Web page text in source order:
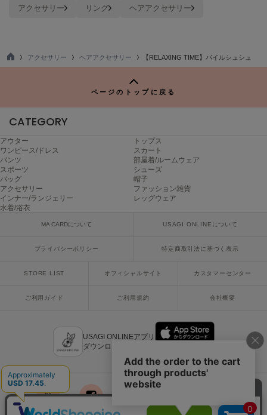
NEW Balance
ネズ
ナウンス
null.
ヌル
On
オン
オルグ
ORR
パトリック
フィリーチョコレート
アクセサリー リング ヘアアクセサリー
TO
アクセサリー ヘアアクセサリー 【RELAXING TIME】パイルシュシュ
ページのトップに戻る
CATEGORY
アウター
トップス
ワンピース/ドレス
スカート
パンツ
部屋着/ルームウェア
スポーツ
シューズ
バッグ
帽子
アクセサリー
ファッション雑貨
インナー/ランジェリー
レッグウェア
水着/浴衣
MA CARDについて USAGI ONLINEについて
プライバシーポリシー 特定商取引法に基づく表示
STORE LIST オフィシャルサイト カスタマーセンター
ご利用ガイド ご利用規約 会社概要
USAGI ONLINEアプリ
ダウンロードはこちら
x facebook LINE mail